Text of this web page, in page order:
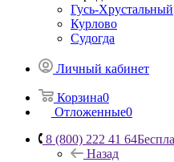
Гусь-Хрустальный
Курлово
Судогда
Личный кабинет
Корзина0
Отложенные0
8 (800) 222 41 64
Назад